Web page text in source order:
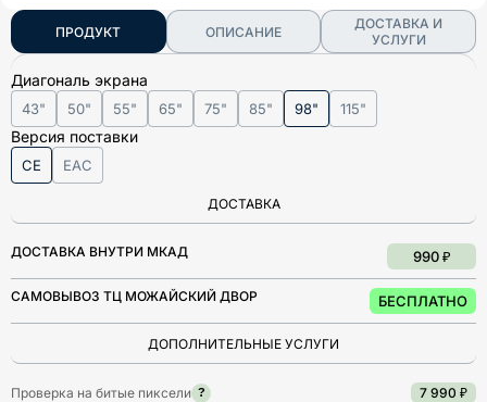
ПРОДУКТ ОПИСАНИЕ
ДОСТАВКА И
УСЛУГИ
Диагональ экрана
43" 50" 55" 65" 75" 85" 98" 115"
Версия поставки
CE EAC
ДОСТАВКА
ДОСТАВКА ВНУТРИ МКАД 990 ₽
САМОВЫВОЗ ТЦ МОЖАЙСКИЙ ДВОР БЕСПЛАТНО
ДОПОЛНИТЕЛЬНЫЕ УСЛУГИ
Проверка на битые пиксели ? 7 990 ₽